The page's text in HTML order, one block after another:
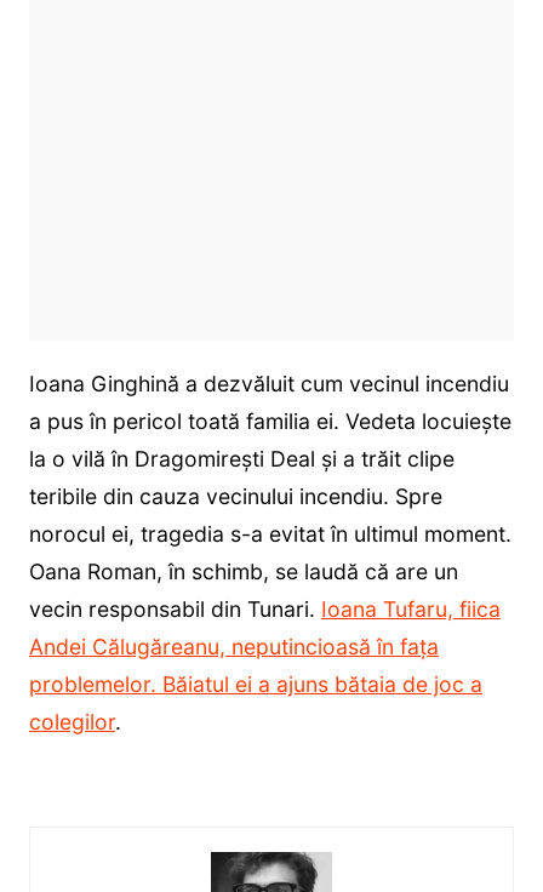
Ioana Ginghină a dezvăluit cum vecinul incendiu
a pus în pericol toată familia ei. Vedeta locuiește
la o vilă în Dragomirești Deal și a trăit clipe
teribile din cauza vecinului incendiu. Spre
norocul ei, tragedia s-a evitat în ultimul moment.
Oana Roman, în schimb, se laudă că are un
vecin responsabil din Tunari. Ioana Tufaru, fiica
Andei Călugăreanu, neputincioasă în fața
problemelor. Băiatul ei a ajuns bătaia de joc a
colegilor.